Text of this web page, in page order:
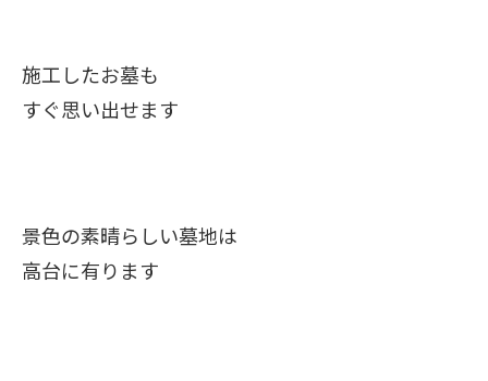
施工したお墓も
すぐ思い出せます
景色の素晴らしい墓地は
高台に有ります